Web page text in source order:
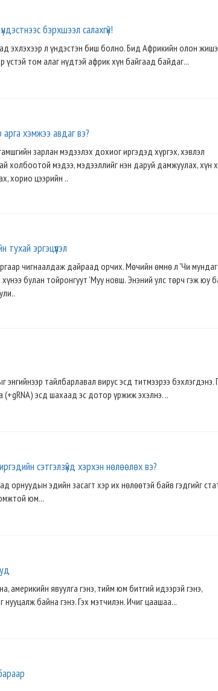
бэрхшээл салахгүй!
эхлэхээр л үндэстэн биш болно. Бид Африкийн олон
үстэй том алаг нүдтэй африк хүн байгаад байдаг...
хэмжээ авдаг вэ?
зарлан мэдээлэх дохиог иргэдэд хүргэх, хэвлэл
холбоотой мэдээ, мэдээллийг нэн даруй дамжуулах, хүн
хорио цээрийн ..
тухай эргэцүүлэл
чигнаалдаж дайраад орчих. Мөчийн өмнө л 'Чи
булан тойронгуут 'Муу новш. Энэний улс төрч гэж юу
тайлбарлавал вирус эсд титмээрээ бэхлэгдэнэ.
(+gRNA) эсд шахаад эс дотор үржиж эхэлнэ. ..
сэтгэлзүйд хэрхэн нөлөөлөх вэ?
орнуудын эдийн засагт хэр их нөлөөтэй байв гэдгийг
юм...
америкийн явуулга гэнэ, тийм юм битгий идээрэй гэнэ,
нууцалж байна гэнэ. Гэх мэтчилэн. Ичиг цаашаа...